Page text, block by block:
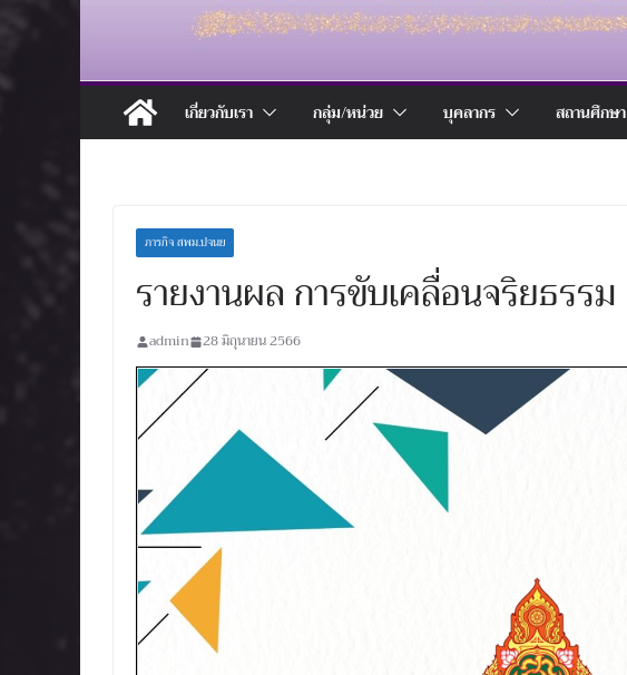
เกี่ยวกับเรา กลุ่ม/หน่วย บุคลากร สถานศึกษา
ภารกิจ สพม.ปจนย
รายงานผล การขับเคลื่อนจริยธรรม
admin 28 มิถุนายน 2566